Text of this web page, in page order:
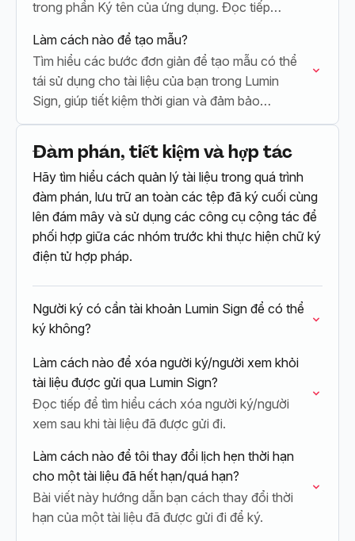
trong phần Ký tên của ứng dụng. Đọc tiếp…
Làm cách nào để tạo mẫu?
Tìm hiểu các bước đơn giản để tạo mẫu có thể
tái sử dụng cho tài liệu của bạn trong Lumin
Sign, giúp tiết kiệm thời gian và đảm bảo…
Đàm phán, tiết kiệm và hợp tác
Hãy tìm hiểu cách quản lý tài liệu trong quá trình
đàm phán, lưu trữ an toàn các tệp đã ký cuối cùng
lên đám mây và sử dụng các công cụ cộng tác để
phối hợp giữa các nhóm trước khi thực hiện chữ ký
điện tử hợp pháp.
Người ký có cần tài khoản Lumin Sign để có thể
ký không?
Làm cách nào để xóa người ký/người xem khỏi
tài liệu được gửi qua Lumin Sign?
Đọc tiếp để tìm hiểu cách xóa người ký/người
xem sau khi tài liệu đã được gửi đi.
Làm cách nào để tôi thay đổi lịch hẹn thời hạn
cho một tài liệu đã hết hạn/quá hạn?
Bài viết này hướng dẫn bạn cách thay đổi thời
hạn của một tài liệu đã được gửi đi để ký.